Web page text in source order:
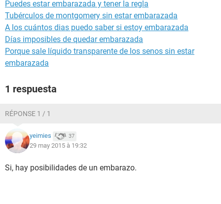
Puedes estar embarazada y tener la regla
Tubérculos de montgomery sin estar embarazada
A los cuántos dias puedo saber si estoy embarazada
Días imposibles de quedar embarazada
Porque sale líquido transparente de los senos sin estar
embarazada
1 respuesta
RÉPONSE 1 / 1
yeimies 37
29 may 2015 à 19:32
Si, hay posibilidades de un embarazo.